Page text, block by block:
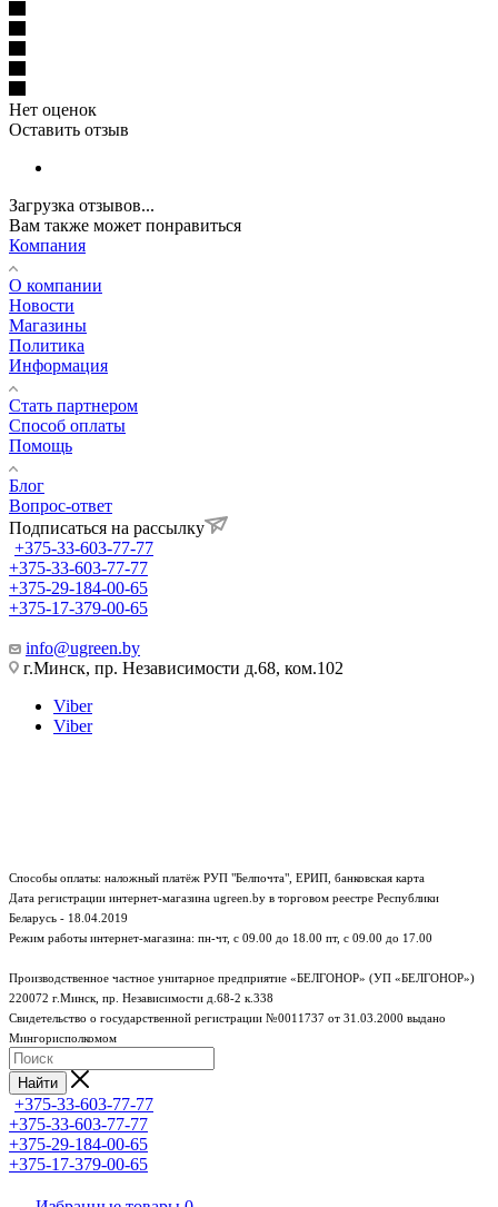
Нет оценок
Оставить отзыв
Загрузка отзывов...
Вам также может понравиться
Компания
О компании
Новости
Магазины
Политика
Информация
Стать партнером
Способ оплаты
Помощь
Блог
Вопрос-ответ
Подписаться на рассылку
+375-33-603-77-77
+375-33-603-77-77
+375-29-184-00-65
+375-17-379-00-65
info@ugreen.by
г.Минск, пр. Независимости д.68, ком.102
Viber
Viber
Способы оплаты: наложный платёж РУП "Белпочта", ЕРИП, банковская карта
Дата регистрации интернет-магазина ugreen.by в торговом реестре Республики
Беларусь - 18.04.2019
Режим работы интернет-магазина: пн-чт, с 09.00 до 18.00 пт, с 09.00 до 17.00
Производственное частное унитарное предприятие «БЕЛГОНОР» (УП «БЕЛГОНОР»)
220072 г.Минск, пр. Независимости д.68-2 к.338
Свидетельство о государственной регистрации №0011737 от 31.03.2000 выдано
Мингорисполкомом
Найти
+375-33-603-77-77
+375-33-603-77-77
+375-29-184-00-65
+375-17-379-00-65